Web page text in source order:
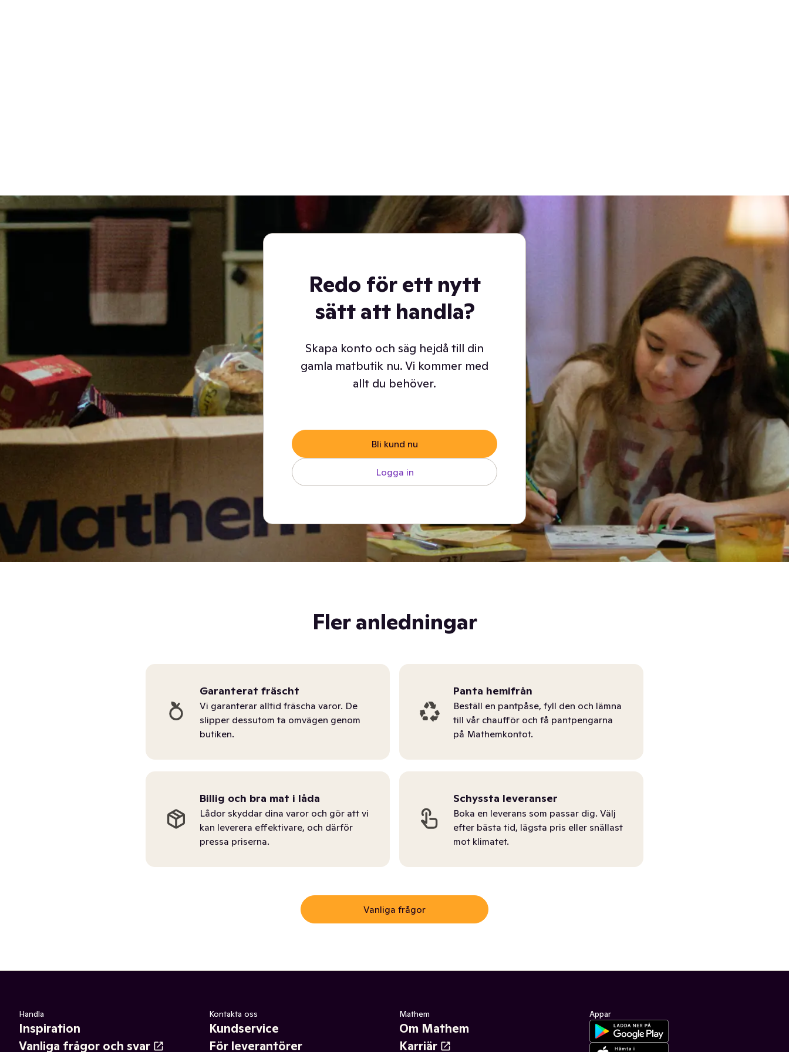
Redo för ett nytt
sätt att handla?
Skapa konto och säg hejdå till din
gamla matbutik nu. Vi kommer med
allt du behöver.
Bli kund nu
Logga in
Fler anledningar
Garanterat fräscht
Vi garanterar alltid fräscha varor. De
slipper dessutom ta omvägen genom
butiken.
Panta hemifrån
Beställ en pantpåse, fyll den och lämna
till vår chaufför och få pantpengarna
på Mathemkontot.
Billig och bra mat i låda
Lådor skyddar dina varor och gör att vi
kan leverera effektivare, och därför
pressa priserna.
Schyssta leveranser
Boka en leverans som passar dig. Välj
efter bästa tid, lägsta pris eller snällast
mot klimatet.
Vanliga frågor
Handla
Inspiration
Vanliga frågor och svar
Kontakta oss
Kundservice
För leverantörer
Mathem
Om Mathem
Karriär
Appar